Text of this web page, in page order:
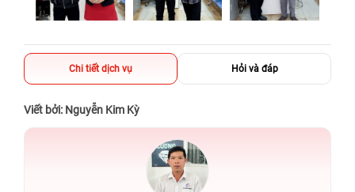
Chi tiết dịch vụ Hỏi và đáp
Viết bởi: Nguyễn Kim Kỳ